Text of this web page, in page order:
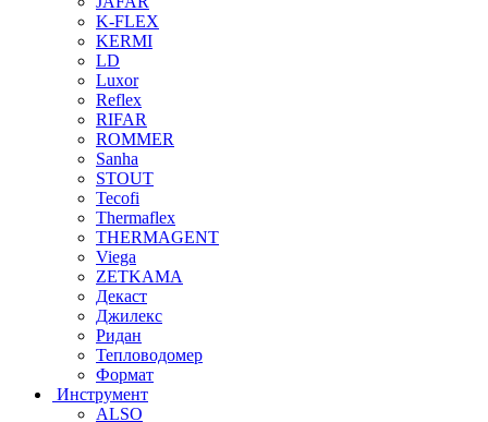
K-FLEX
KERMI
LD
Luxor
Reflex
RIFAR
ROMMER
Sanha
STOUT
Tecofi
Thermaflex
THERMAGENT
Viega
ZETKAMA
Декаст
Джилекс
Ридан
Тепловодомер
Формат
Инструмент
ALSO